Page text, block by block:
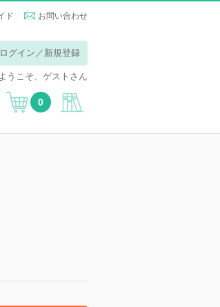
ド お問い合わせ
ログイン／新規登録
うこそ、ゲストさん
0